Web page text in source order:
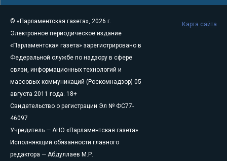
© «Парламентская газета», 2026 г.
Электронное периодическое издание
«Парламентская газета» зарегистрировано в
Федеральной службе по надзору в сфере
связи, информационных технологий и
массовых коммуникаций (Роскомнадзор) 05
августа 2011 года. 18+
Свидетельство о регистрации Эл № ФС77-
46097
Учредитель — АНО «Парламентская газета»
Исполняющий обязанности главного
редактора — Абдуллаев М.Р.
Карта сайта